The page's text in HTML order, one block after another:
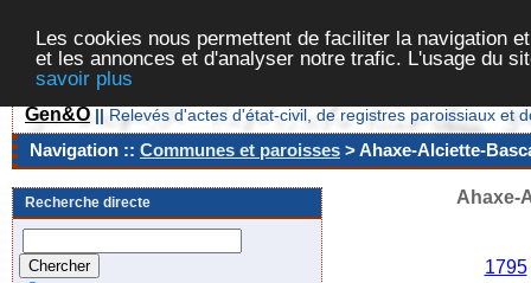
Les cookies nous permettent de faciliter la navigation
et les annonces et d'analyser notre trafic. L'usage du
savoir plus
Gen&O || Relevés d'actes d'état-civil, de registres paroissiaux et
Navigation :: Communes et paroisses > Ahaxe-Alciette-
Recherche directe Ahaxe-
1795